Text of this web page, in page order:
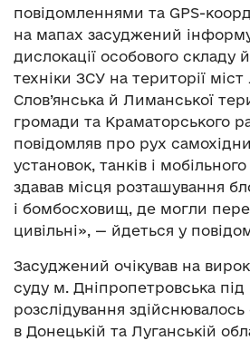
повідомленнями та GPS-
на мапах засуджений
дислокації особового складу
техніки ЗСУ на території
Слов’янська й Лиманської
громади та Краматорського
повідомляв про рух
установок, танків і
здавав місця розташування
і бомбосховищ, де могли
цивільні», — йдеться у
Засуджений очікував на вирок
суду м. Дніпропетровська
розслідування
в Донецькій та Луганській